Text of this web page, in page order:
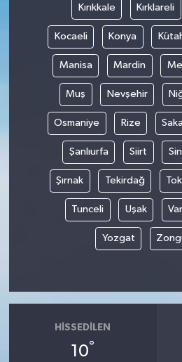
Kırıkkale Kırklareli
Kocaeli Konya
Manisa Mardin
Muş Nevşehir
Osmaniye Rize
Şanlıurfa Siirt
Şırnak Tekirdağ
Tunceli Uşak
Yozgat
HISSEDILEN
10°